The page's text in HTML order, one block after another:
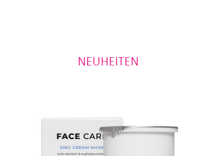
NEUHEITEN